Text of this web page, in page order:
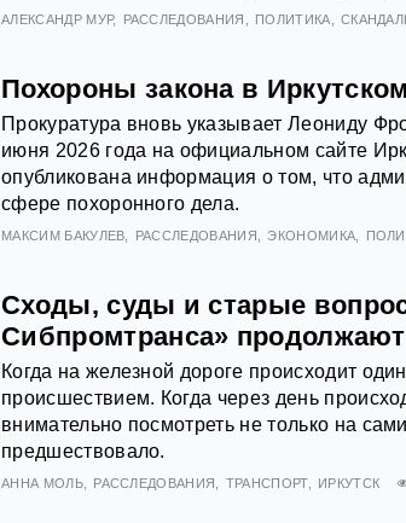
АЛЕКСАНДР МУР РАССЛЕДОВАНИЯ ПОЛИТИКА
Похороны закона в
Прокуратура вновь указывает Леониду
июня 2026 года на официальном сайте
опубликована информация о том, что
сфере похоронного дела.
МАКСИМ БАКУЛЕВ РАССЛЕДОВАНИЯ ЭКОНОМИКА
Сходы, суды и старые
Сибпромтранса»
Когда на железной дороге происходит
происшествием. Когда через день
внимательно посмотреть не только на
предшествовало.
АННА МОЛЬ РАССЛЕДОВАНИЯ ТРАНСПОРТ ИРКУТСК